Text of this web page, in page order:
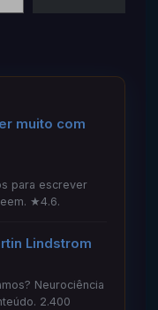
muito com
para escrever
★4.6.
Lindstrom
Neurociência
2.400